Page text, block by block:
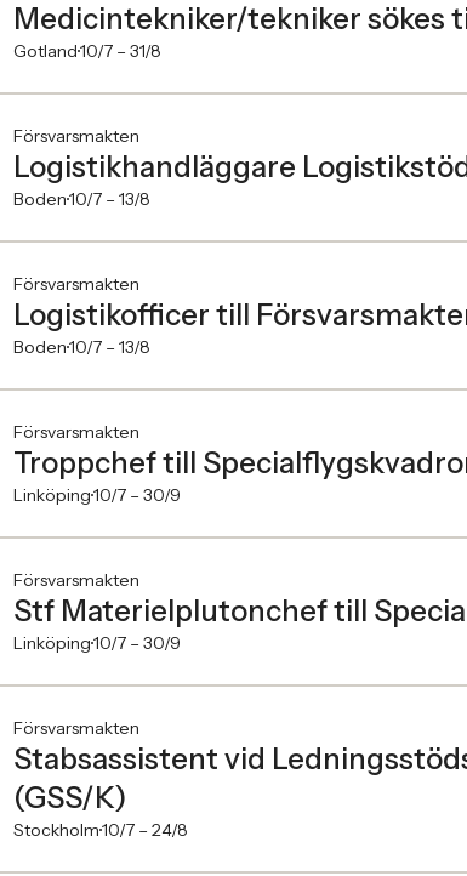
Medicintekniker/tekniker sökes
Gotland10/7 – 31/8
Försvarsmakten
Logistikhandläggare
Boden10/7 – 13/8
Försvarsmakten
Logistikofficer till
Boden10/7 – 13/8
Försvarsmakten
Troppchef till
Linköping10/7 – 30/9
Försvarsmakten
Stf Materielplutonchef till
Linköping10/7 – 30/9
Försvarsmakten
Stabsassistent vid
(GSS/K)
Stockholm10/7 – 24/8